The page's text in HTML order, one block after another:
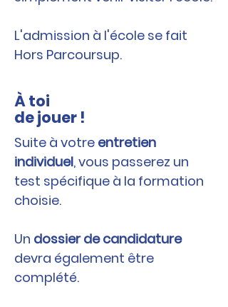
L'admission à l'école se fait
Hors Parcoursup.
À toi
de jouer !
Suite à votre entretien
individuel, vous passerez un
test spécifique à la formation
choisie.
Un dossier de candidature
devra également être
complété.